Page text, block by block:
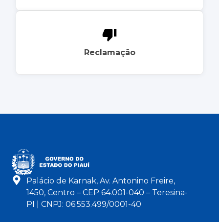
Reclamação
Palácio de Karnak, Av. Antonino Freire,
1450, Centro – CEP 64.001-040 – Teresina-
PI | CNPJ: 06.553.499/0001-40